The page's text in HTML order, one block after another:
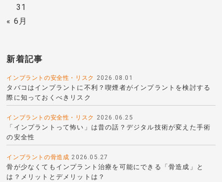
31
« 6月
新着記事
インプラントの安全性・リスク 2026.08.01
タバコはインプラントに不利？喫煙者がインプラントを検討する
際に知っておくべきリスク
インプラントの安全性・リスク 2026.06.25
「インプラントって怖い」は昔の話？デジタル技術が変えた手術
の安全性
インプラントの骨造成 2026.05.27
骨が少なくてもインプラント治療を可能にできる「骨造成」と
は？メリットとデメリットは？